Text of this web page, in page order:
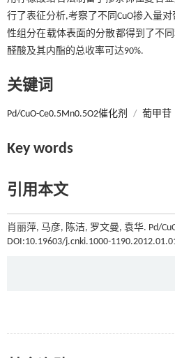
行了表征分析,考察了不同CuO掺入量
性组分在载体表面的分散都得到了不同
醛酸及其内酯的总收率可达90%.
关键词
Pd/CuO-Ce0.5Mn0.5O2催化剂 / 葡甲苷
Key words
引用本文
肖丽萍, 马彦, 陈洁, 罗文曼, 袁华. Pd/
DOI:10.19603/j.cnki.1000-